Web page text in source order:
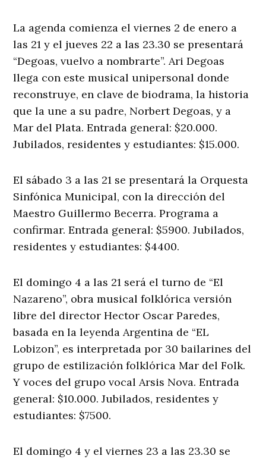
La agenda comienza el viernes 2 de enero a
las 21 y el jueves 22 a las 23.30 se presentará
“Degoas, vuelvo a nombrarte”. Ari Degoas
llega con este musical unipersonal donde
reconstruye, en clave de biodrama, la historia
que la une a su padre, Norbert Degoas, y a
Mar del Plata. Entrada general: $20.000.
Jubilados, residentes y estudiantes: $15.000.
El sábado 3 a las 21 se presentará la Orquesta
Sinfónica Municipal, con la dirección del
Maestro Guillermo Becerra. Programa a
confirmar. Entrada general: $5900. Jubilados,
residentes y estudiantes: $4400.
El domingo 4 a las 21 será el turno de “El
Nazareno”, obra musical folklórica versión
libre del director Hector Oscar Paredes,
basada en la leyenda Argentina de “EL
Lobizon”, es interpretada por 30 bailarines del
grupo de estilización folklórica Mar del Folk.
Y voces del grupo vocal Arsis Nova. Entrada
general: $10.000. Jubilados, residentes y
estudiantes: $7500.
El domingo 4 y el viernes 23 a las 23.30 se